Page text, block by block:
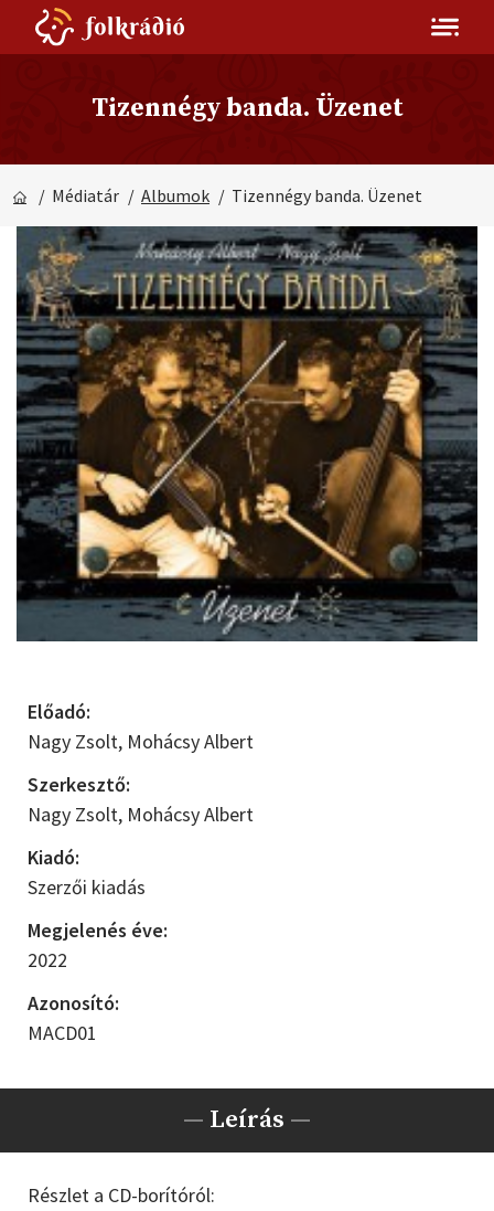
Tizennégy banda. Üzenet
/ Médiatár / Albumok / Tizennégy banda. Üzenet
Előadó:
Nagy Zsolt, Mohácsy Albert
Szerkesztő:
Nagy Zsolt, Mohácsy Albert
Kiadó:
Szerzői kiadás
Megjelenés éve:
2022
Azonosító:
MACD01
— Leírás —
Részlet a CD-borítóról: